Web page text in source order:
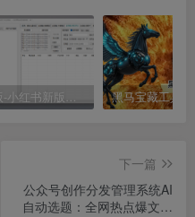
最新版-小红书新版采集聚合工具
下一篇
公众号创作分发管理系统AI
自动选题：全网热点爆文抓